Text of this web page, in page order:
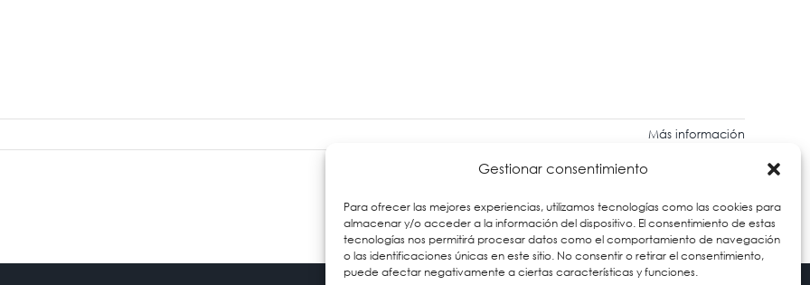
Gestionar consentimiento
Para ofrecer las mejores experiencias, utilizamos tecnologías como las cookies para
almacenar y/o acceder a la información del dispositivo. El consentimiento de estas
tecnologías nos permitirá procesar datos como el comportamiento de navegación
o las identificaciones únicas en este sitio. No consentir o retirar el consentimiento,
puede afectar negativamente a ciertas características y funciones.
Más información